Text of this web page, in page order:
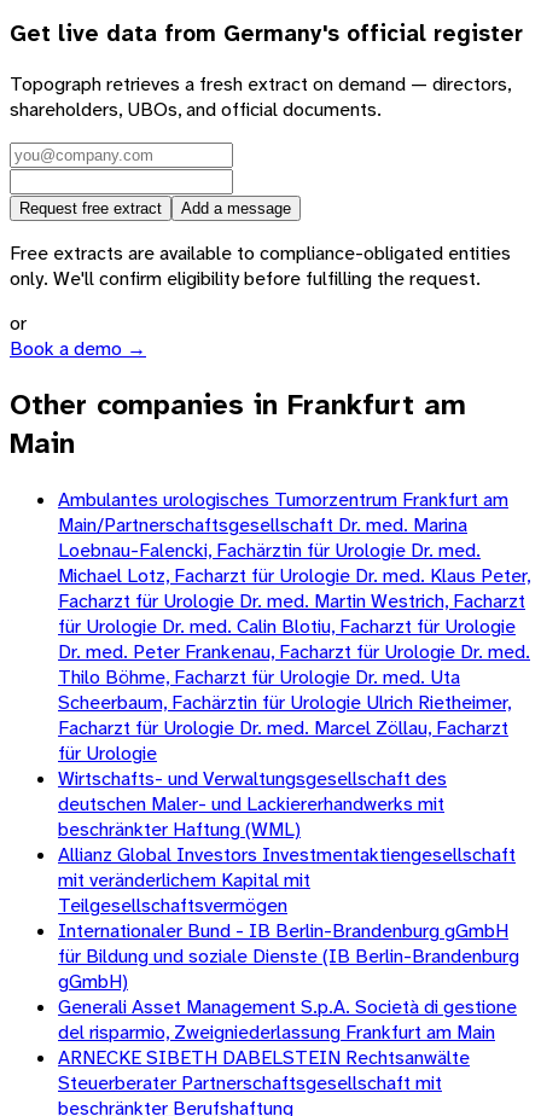
Get live data from Germany's official register
Topograph retrieves a fresh extract on demand — directors,
shareholders, UBOs, and official documents.
Request free extract Add a message
Free extracts are available to compliance-obligated entities
only. We'll confirm eligibility before fulfilling the request.
or
Book a demo →
Other companies in Frankfurt am
Main
Ambulantes urologisches Tumorzentrum Frankfurt am
Main/Partnerschaftsgesellschaft Dr. med. Marina
Loebnau-Falencki, Fachärztin für Urologie Dr. med.
Michael Lotz, Facharzt für Urologie Dr. med. Klaus Peter,
Facharzt für Urologie Dr. med. Martin Westrich, Facharzt
für Urologie Dr. med. Calin Blotiu, Facharzt für Urologie
Dr. med. Peter Frankenau, Facharzt für Urologie Dr. med.
Thilo Böhme, Facharzt für Urologie Dr. med. Uta
Scheerbaum, Fachärztin für Urologie Ulrich Rietheimer,
Facharzt für Urologie Dr. med. Marcel Zöllau, Facharzt
für Urologie
Wirtschafts- und Verwaltungsgesellschaft des
deutschen Maler- und Lackiererhandwerks mit
beschränkter Haftung (WML)
Allianz Global Investors Investmentaktiengesellschaft
mit veränderlichem Kapital mit
Teilgesellschaftsvermögen
Internationaler Bund - IB Berlin-Brandenburg gGmbH
für Bildung und soziale Dienste (IB Berlin-Brandenburg
gGmbH)
Generali Asset Management S.p.A. Società di gestione
del risparmio, Zweigniederlassung Frankfurt am Main
ARNECKE SIBETH DABELSTEIN Rechtsanwälte
Steuerberater Partnerschaftsgesellschaft mit
beschränkter Berufshaftung